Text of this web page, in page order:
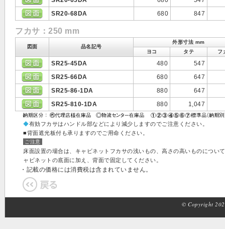
SR20-68DA
680 847
フカサ：250 mm
図面 品名記号
外形寸法 mm
ヨコ
タテ フ
SR25-45DA 480
547
SR25-66DA
680
647
SR25-86-1DA
880
647
SR25-810-1DA
880 1,047
◆有効フカサはハンドル部などにより減少しますのでご注意ください。
■背面遮光板付も承りますのでご用命ください。
ご注意
床面設置の場合は、キャビネットフカサの浅いもの、高さの高いものにつ
ャビネットの底面に加え、背面で固定してください。
・記載の価格には消費税は含まれていません。
© Copyright